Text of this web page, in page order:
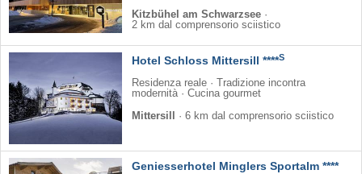
Kitzbühel am Schwarzsee ·
2 km dal comprensorio sciistico
Hotel Schloss Mittersill ****S
Residenza reale · Tradizione incontra
modernità · Cucina gourmet
Mittersill
· 6 km dal comprensorio sciistico
Geniesserhotel Minglers Sportalm ****